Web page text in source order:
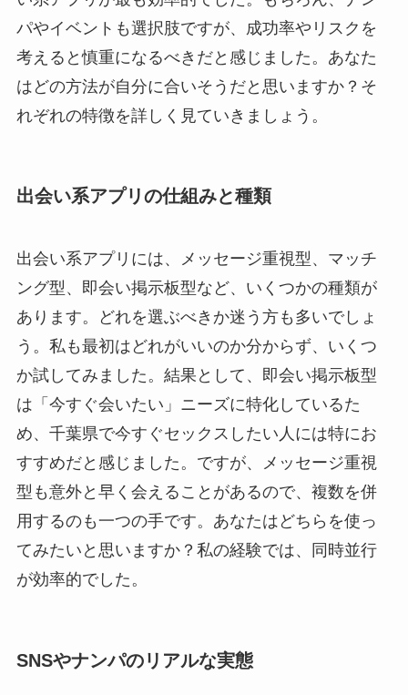
パやイベントも選択肢ですが、成功率やリスクを
考えると慎重になるべきだと感じました。あなた
はどの方法が自分に合いそうだと思いますか？そ
れぞれの特徴を詳しく見ていきましょう。
出会い系アプリの仕組みと種類
出会い系アプリには、メッセージ重視型、マッチ
ング型、即会い掲示板型など、いくつかの種類が
あります。どれを選ぶべきか迷う方も多いでしょ
う。私も最初はどれがいいのか分からず、いくつ
か試してみました。結果として、即会い掲示板型
は「今すぐ会いたい」ニーズに特化しているた
め、千葉県で今すぐセックスしたい人には特にお
すすめだと感じました。ですが、メッセージ重視
型も意外と早く会えることがあるので、複数を併
用するのも一つの手です。あなたはどちらを使っ
てみたいと思いますか？私の経験では、同時並行
が効率的でした。
SNSやナンパのリアルな実態